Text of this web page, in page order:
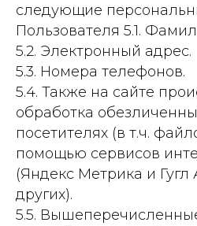
следующие
Пользователя 5.1.
5.2. Электронный адрес.
5.3. Номера телефонов.
5.4. Также на сайте
обработка
посетителях (в т.ч.
помощью сервисов
(Яндекс Метрика и Гугл
других).
5.5.